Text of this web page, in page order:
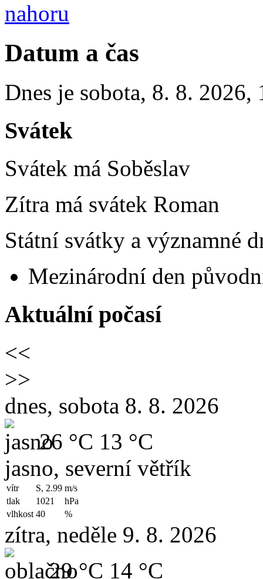
nahoru
Datum a čas
Dnes je sobota, 8. 8. 2026,
Svátek
Svátek má Soběslav
Zítra má svátek Roman
Státní svátky a významné
Mezinárodní den
Aktuální počasí
<<
>>
dnes, sobota 8. 8. 2026
26 °C 13 °C
jasno, severní větřík
vítr S, 2.99 m/s
tlak
1021
hPa
vlhkost 40 %
zítra, neděle 9. 8. 2026
29 °C 14 °C